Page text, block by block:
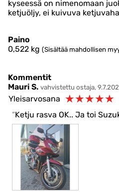
kyseessä on nimenomaan
ketjuöljy, ei kuivuva
Paino
0,522 kg (Sisältää mahdollisen
Kommentit
Mauri S. vahvistettu ostaja,
Yleisarvosana ☆☆☆☆☆
Ketju rasva OK.. Ja toi